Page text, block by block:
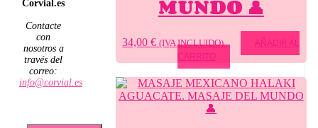
34,00€ (IVA INCLUIDO)
AÑADIR AL
CARRITO
Corvial.es
Contacte
con
nosotros a
través del
correo:
info@corvial.es